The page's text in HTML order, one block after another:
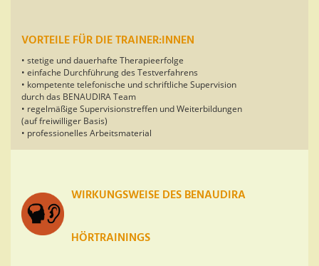
VORTEILE FÜR DIE TRAINER:INNEN
• stetige und dauerhafte Therapieerfolge
• einfache Durchführung des Testverfahrens
• kompetente telefonische und schriftliche Supervision
durch das BENAUDIRA Team
• regelmäßige Supervisionstreffen und Weiterbildungen
(auf freiwilliger Basis)
• professionelles Arbeitsmaterial
WIRKUNGSWEISE DES BENAUDIRA
HÖRTRAININGS